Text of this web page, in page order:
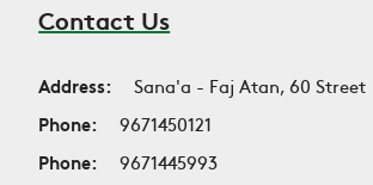
Contact Us
Address:
Sana'a - Faj Atan, 60 Street
Phone:
9671450121
Phone:
9671445993